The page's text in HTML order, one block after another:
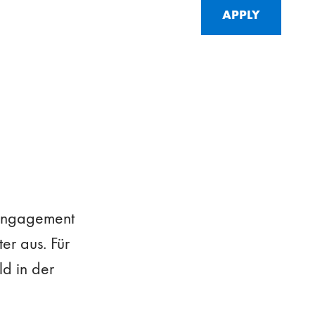
APPLY
aus. Für
in der